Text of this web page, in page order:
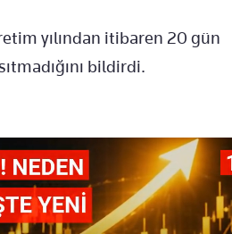
yılından itibaren 20 gün
bildirdi.